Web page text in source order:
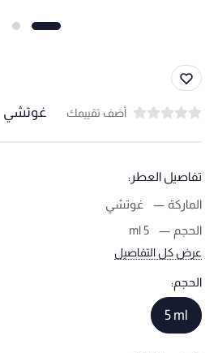
أضف تقييمك غوتشي
تفاصيل العطر:
الماركة
غوتشي
الحجم
5 ml
عرض كل التفاصيل
الحجم:
5 ml